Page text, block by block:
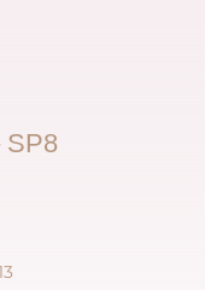
SP8